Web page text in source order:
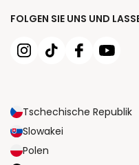
FOLGEN SIE UNS UND
Tschechische Republik
Slowakei
Polen